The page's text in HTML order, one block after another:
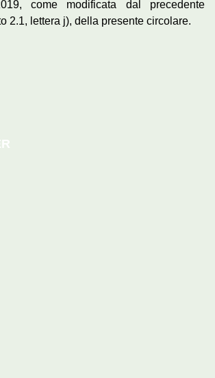
come modificata dal precedente
2.1, lettera j), della presente circolare.